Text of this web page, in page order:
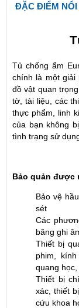
ĐẶC ĐIỂM NỔI
Tủ chống ẩm
chính là một giải
đồ vật quan
tờ, tài liệu, các
thực phẩm, linh
của bạn không
tình trạng sử
Bảo quản được
Bảo vệ
sét
Các
băng ghi
Thiết bị
phim,
quang
Thiết bị
xác, thiết
cứu khoa